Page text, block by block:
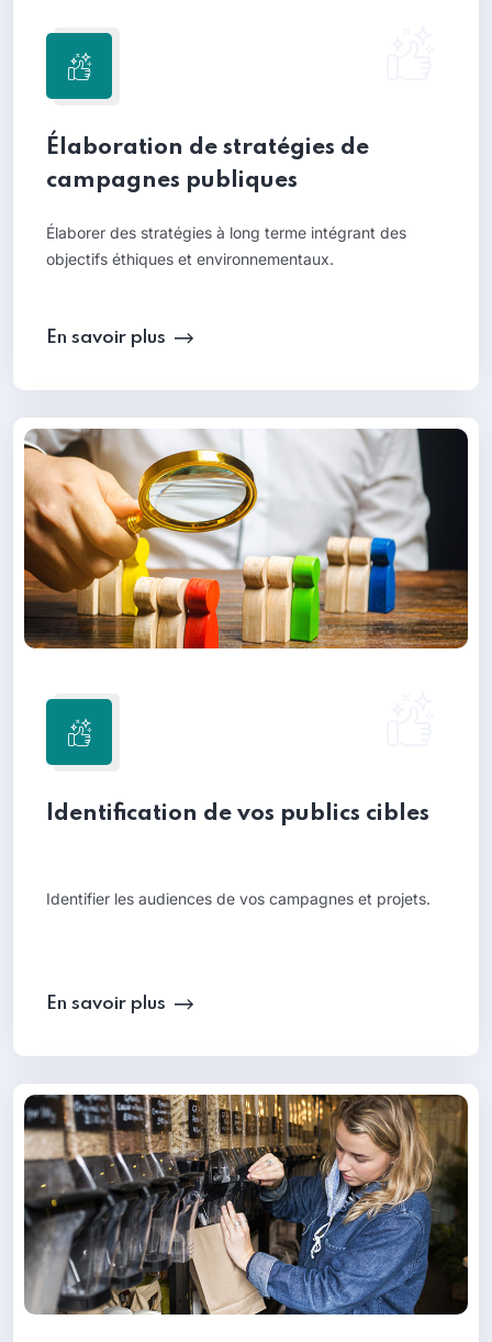
Élaboration de stratégies de
campagnes publiques
Élaborer des stratégies à long terme intégrant des
objectifs éthiques et environnementaux.
En savoir plus
Identification de vos publics cibles
Identifier les audiences de vos campagnes et projets.
En savoir plus